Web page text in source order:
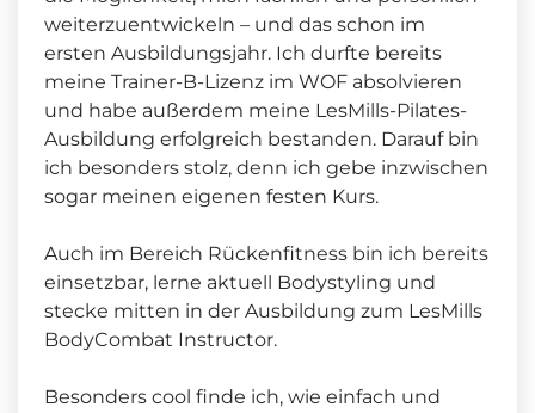
weiterzuentwickeln – und das schon im
ersten Ausbildungsjahr. Ich durfte bereits
meine Trainer-B-Lizenz im WOF absolvieren
und habe außerdem meine LesMills-Pilates-
Ausbildung erfolgreich bestanden. Darauf bin
ich besonders stolz, denn ich gebe inzwischen
sogar meinen eigenen festen Kurs.
Auch im Bereich Rückenfitness bin ich bereits
einsetzbar, lerne aktuell Bodystyling und
stecke mitten in der Ausbildung zum LesMills
BodyCombat Instructor.
Besonders cool finde ich, wie einfach und